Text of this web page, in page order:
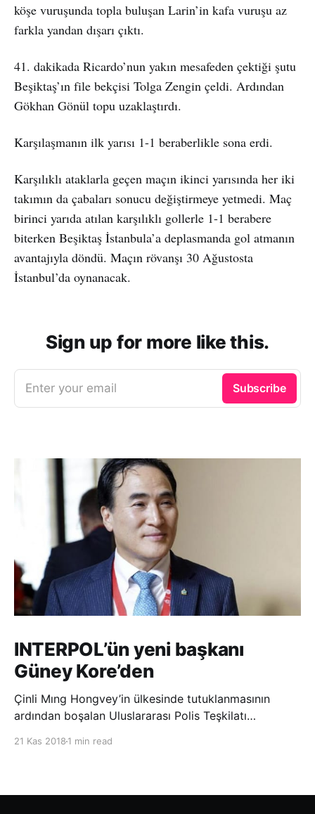
köşe vuruşunda topla buluşan Larin’in kafa vuruşu az
farkla yandan dışarı çıktı.
41. dakikada Ricardo’nun yakın mesafeden çektiği şutu
Beşiktaş’ın file bekçisi Tolga Zengin çeldi. Ardından
Gökhan Gönül topu uzaklaştırdı.
Karşılaşmanın ilk yarısı 1-1 beraberlikle sona erdi.
Karşılıklı ataklarla geçen maçın ikinci yarısında her iki
takımın da çabaları sonucu değiştirmeye yetmedi. Maç
birinci yarıda atılan karşılıklı gollerle 1-1 berabere
biterken Beşiktaş İstanbula’a deplasmanda gol atmanın
avantajıyla döndü. Maçın rövanşı 30 Ağustosta
İstanbul’da oynanacak.
Sign up for more like this.
Enter your email Subscribe
INTERPOL’ün yeni başkanı
Güney Kore’den
Çinli Mıng Hongvey’in ülkesinde tutuklanmasının
ardından boşalan Uluslararası Polis Teşkilatı
21 Kas 2018 1 min read